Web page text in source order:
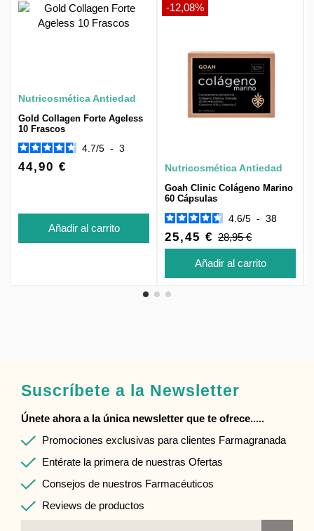
Nutricosmética Antiedad
Gold Collagen Forte Ageless
10 Frascos
4.7/5 - 3
44,90 €
Añadir al carrito
-12,08%
Nutricosmética Antiedad
Goah Clinic Colágeno Marino
60 Cápsulas
4.6/5 - 38
25,45 € 28,95 €
Añadir al carrito
Suscríbete a la Newsletter
Únete ahora a la única newsletter que te ofrece.....
Promociones exclusivas para clientes Farmagranada
Entérate la primera de nuestras Ofertas
Consejos de nuestros Farmacéuticos
Reviews de productos